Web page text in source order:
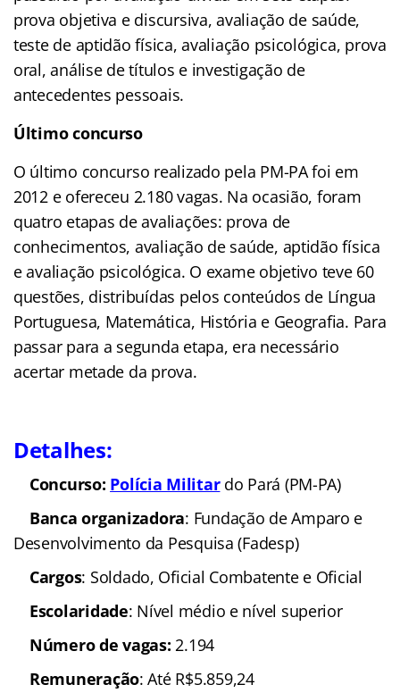
prova objetiva e discursiva, avaliação de saúde,
teste de aptidão física, avaliação psicológica, prova
oral, análise de títulos e investigação de
antecedentes pessoais.
Último concurso
O último concurso realizado pela PM-PA foi em
2012 e ofereceu 2.180 vagas. Na ocasião, foram
quatro etapas de avaliações: prova de
conhecimentos, avaliação de saúde, aptidão física
e avaliação psicológica. O exame objetivo teve 60
questões, distribuídas pelos conteúdos de Língua
Portuguesa, Matemática, História e Geografia. Para
passar para a segunda etapa, era necessário
acertar metade da prova.
Detalhes:
Concurso: Polícia Militardo Pará (PM-PA)
Banca organizadora: Fundação de Amparo e
Desenvolvimento da Pesquisa (Fadesp)
Cargos: Soldado, Oficial Combatente e Oficial
Escolaridade: Nível médio e nível superior
Número de vagas: 2.194
Remuneração: Até R$5.859,24